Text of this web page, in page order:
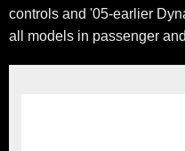
controls and '05-earlier
all models in passenger